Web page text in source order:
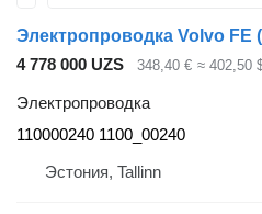
4 778 000 UZS 348,40 € ≈ 402,50
Электропроводка
110000240 1100_00240
Эстония, Tallinn